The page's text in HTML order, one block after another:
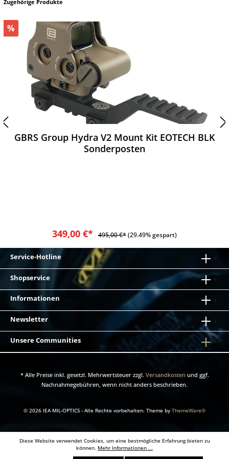
Zugehörige Produkte
%
GBRS Group Hydra V2 Mount Kit EOTECH BLK
Sonderposten
349,00 €* 495,00 €*(29.49% gespart)
Service-Hotline
Shopservice
Informationen
Newsletter
Unsere Communities
* Alle Preise inkl. gesetzl. Mehrwertsteuer zzgl. Versandkosten und ggf.
Nachnahmegebühren, wenn nicht anders beschrieben.
© 2026 IEA MIL-OPTICS - Alle Rechte vorbehalten. Theme by ThemeWare®
Diese Website verwendet Cookies, um eine bestmögliche Erfahrung bieten zu
können. Mehr Informationen ...